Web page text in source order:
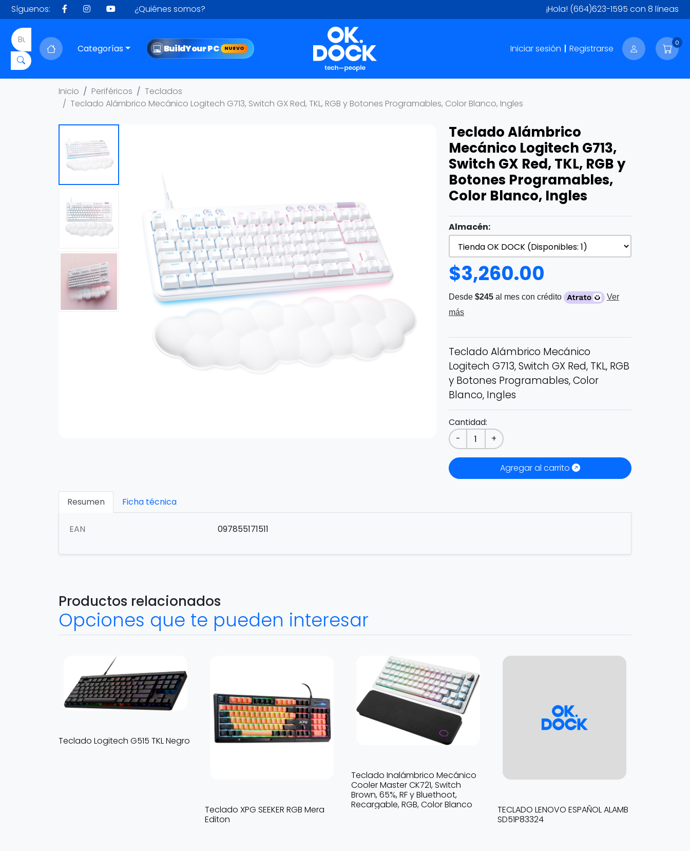
Síguenos: ¿Quiénes somos? ¡Hola! (664)623-1595 con 8 líneas
Categorías BuildYour PC NUEVO Iniciar sesión Registrarse
0
Inicio Periféricos
Teclados
Teclado Alámbrico Mecánico Logitech G713, Switch GX Red, TKL, RGB y Botones Programables, Color Blanco, Ingles
Teclado Alámbrico
Mecánico Logitech G713,
Switch GX Red, TKL, RGB y
Botones Programables,
Color Blanco, Ingles
Almacén:
$3,260.00
Desde $245 al mes con crédito
Ver
más
Teclado Alámbrico Mecánico
Logitech G713, Switch GX Red, TKL, RGB
y Botones Programables, Color
Blanco, Ingles
Cantidad:
-
+
Agregar al carrito
Resumen Ficha técnica
EAN 097855171511
Productos relacionados
Opciones que te pueden interesar
Teclado Logitech G515 TKL Negro
Teclado XPG SEEKER RGB Mera
Editon
Teclado Inalámbrico Mecánico
Cooler Master CK721, Switch
Brown, 65%, RF y Bluethoot,
Recargable, RGB, Color Blanco
TECLADO LENOVO ESPAÑOL ALAMB
SD51P83324